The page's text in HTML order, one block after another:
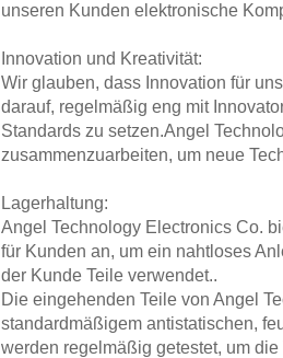
unseren Kunden elektronische
Innovation und Kreativität:
Wir glauben, dass Innovation für
darauf, regelmäßig eng mit
Standards zu setzen.Angel
zusammenzuarbeiten, um neue
Lagerhaltung:
Angel Technology Electronics Co.
für Kunden an, um ein nahtloses
der Kunde Teile verwendet..
Die eingehenden Teile von Angel
standardmäßigem antistatischen,
werden regelmäßig getestet, um